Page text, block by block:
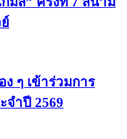
ๆ เข้าร่วมการ
ำปี 2569